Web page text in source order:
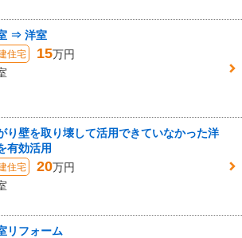
⇒ 洋室
住宅 15万円
り壁を取り壊して活用できていなかった洋
有効活用
住宅 20万円
リフォーム